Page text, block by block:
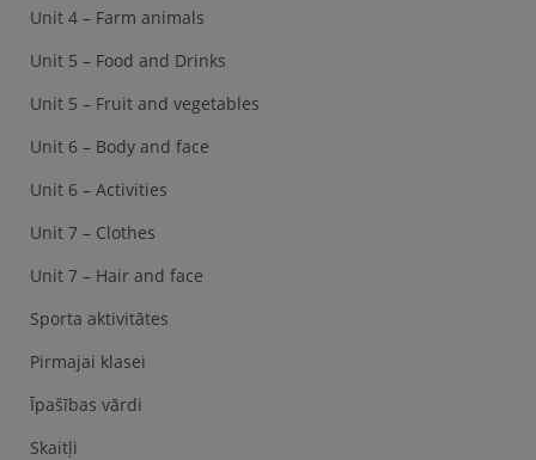
Unit 4 – Farm animals
Unit 5 – Food and Drinks
Unit 5 – Fruit and vegetables
Unit 6 – Body and face
Unit 6 – Activities
Unit 7 – Clothes
Unit 7 – Hair and face
Sporta aktivitātes
Pirmajai klasei
Īpašības vārdi
Skaitļi